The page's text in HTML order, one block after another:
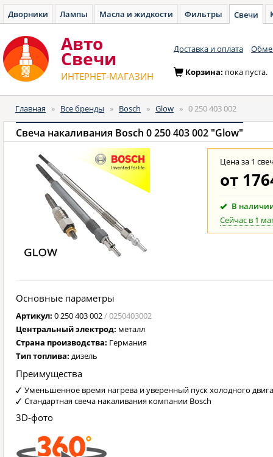
Дворники Лампы Масла и жидкости Фильтры Свечи
Авто
Cвечи
ИНТЕРНЕТ-МАГАЗИН
Доставка и оплата
Корзина: пока пуста.
Главная » Все бренды » Bosch » Glow » 0 250 403 002
Свеча накаливания Bosch 0 250 403 002 "Glow"
Цена за 1
от
В
Сейчас в 1
Основные параметры
Артикул: 0 250 403 002/ 0250403002
Центральный электрод: металл
Страна производства: Германия
Тип топлива: дизель
Преимущества
Уменьшенное время нагрева и уверенный пуск холодного
Стандартная свеча накаливания компании Bosch
3D-фото